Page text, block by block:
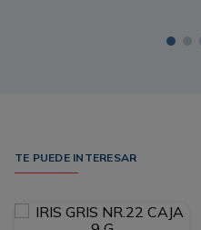
TE PUEDE INTERESAR